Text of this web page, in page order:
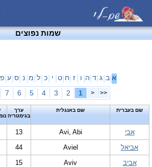
שמות נפוצים
א ב ג ד ה ו ז ח ט י כ ל מ נ ס ע פ
<<
<
1
2
3
4
5
6
7
שם בעברית שם באנגלית
ערך
בגימטריה
אבי Avi, Abi
13
אביאל
Aviel
44
אביב
Aviv
15